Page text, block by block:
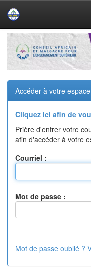
Skip
navigation
Accéder à votre
Cliquez ici afin de
Prière d'entrer votre
afin d'accéder à votre
Courriel :
Mot de passe :
Mot de passe oublié ?